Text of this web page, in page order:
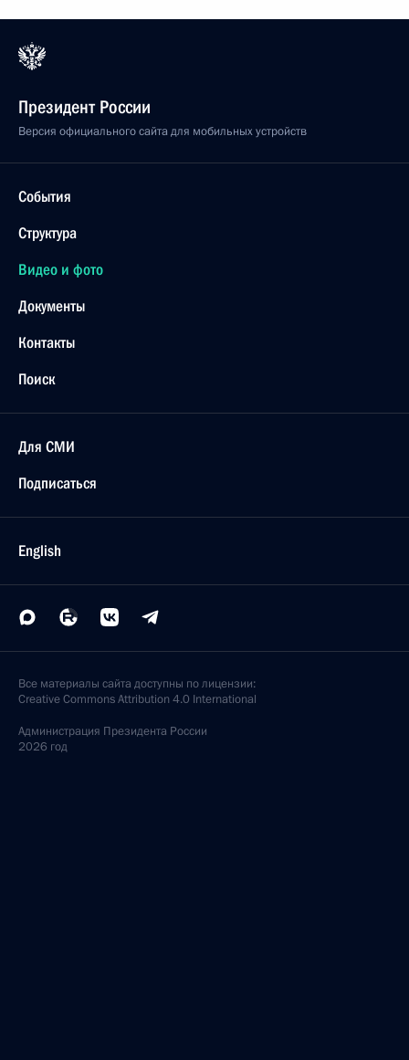
Президент России
Версия официального сайта для мобильных устройств
События
Структура
Видео и фото
Документы
Контакты
Поиск
Для СМИ
Подписаться
English
Все материалы сайта доступны по лицензии:
Creative Commons Attribution 4.0 International
Администрация Президента России
2026 год